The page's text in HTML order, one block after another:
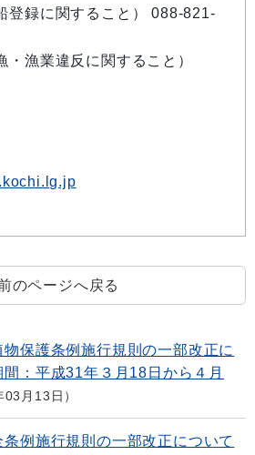
登録に関すること） 088-821-
・漁業違反に関すること）
のページへ戻る
保護条例施行規則の一部改正に
：平成31年３月18日から４月
03月13日
例施行規則の一部改正について